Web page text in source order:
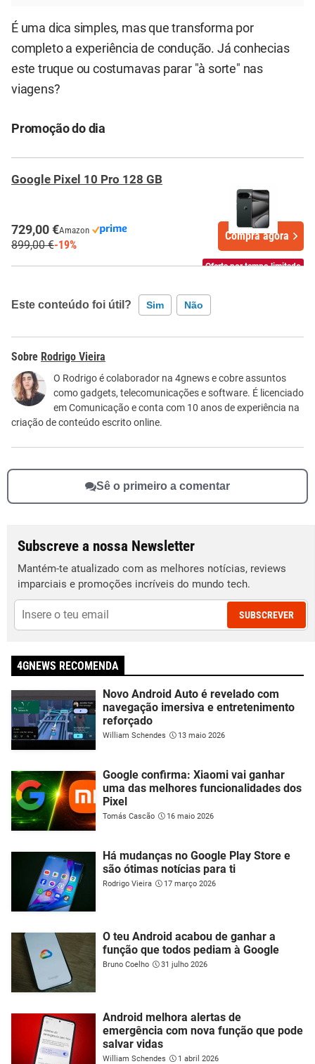
É uma dica simples, mas que transforma por
completo a experiência de condução. Já conhecias
este truque ou costumavas parar "à sorte" nas
viagens?
Promoção do dia
Oferta por tempo limitado
Google Pixel 10 Pro 128 GB
729,00 €Amazon
899,00 €-19%
Compra agora
Este conteúdo foi útil? Sim Não
Este conteúdo contém informação incorreta
Este conteúdo não tem a informação que procuro
Outro
Rodrigo Vieira
O Rodrigo é colaborador na 4gnews e cobre assuntos
como gadgets, telecomunicações e software. É licenciado
em Comunicação e conta com 10 anos de experiência na
criação de conteúdo escrito online.
Sê o primeiro a comentar
Subscreve a nossa Newsletter
Mantém-te atualizado com as melhores notícias, reviews
imparciais e promoções incríveis do mundo tech.
SUBSCREVER
4GNEWS RECOMENDA
Novo Android Auto é revelado com
navegação imersiva e entretenimento
reforçado
William Schendes 13 maio 2026
Google confirma: Xiaomi vai ganhar
uma das melhores funcionalidades dos
Pixel
Tomás Cascão 16 maio 2026
Há mudanças no Google Play Store e
são ótimas notícias para ti
Rodrigo Vieira 17 março 2026
O teu Android acabou de ganhar a
função que todos pediam à Google
Bruno Coelho 31 julho 2026
Android melhora alertas de
emergência com nova função que pode
salvar vidas
William Schendes 1 abril 2026